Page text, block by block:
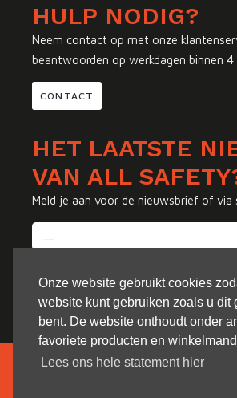
Onze website gebruikt cookies
website kunt gebruiken zoals u dit
bent. De website onthoudt onder
favoriete producten en
Lees ons hele statement hier
HULP NODIG?
Neem contact op met onze
beantwoorden op werkdagen binnen 4
CONTACT
HET LAATSTE
VAN ALL
Meld je aan voor de nieuwsbrief of via